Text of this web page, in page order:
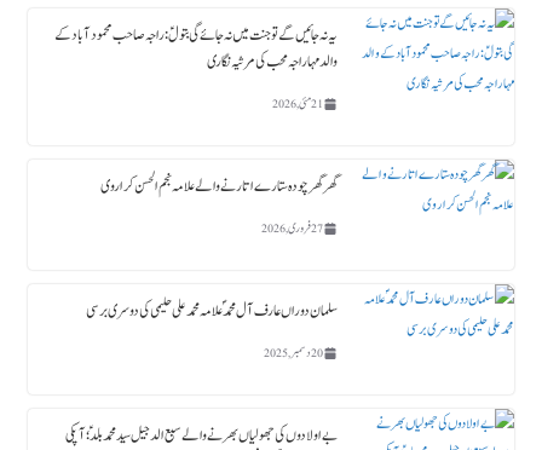
یہ نہ جائیں گے تو جنت میں نہ جائے گی بتولؑ: راجہ صاحب محمود آباد کے
والد مہاراجہ محب کی مرثیہ نگاری
21 مئی, 2026
گھر گھر چودہ ستارے اتارنے والے علامہ نجم الحسن کراروی
27 فروری, 2026
سلمان دوراں عارف آل محمدؐ علامہ محمد علی حلیمی کی دوسری برسی
20 دسمبر, 2025
بے اولادوں کی جھولیاں بھرنے والے سبع الدجیل سید محمد بلدؑ ؛ آپکی